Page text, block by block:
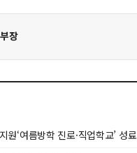
장
‘여름방학 진로·직업학교’ 성료